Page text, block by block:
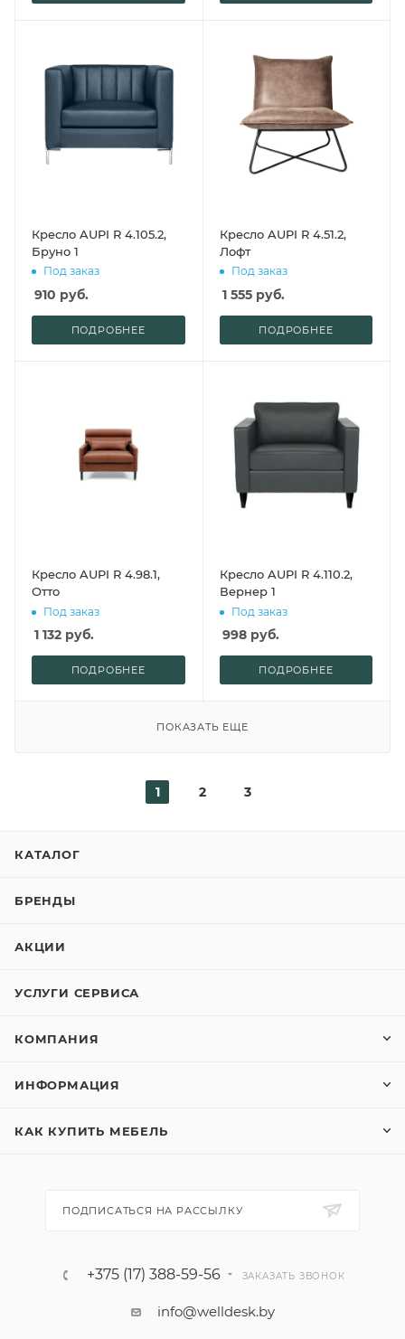
Кресло AUPI R 4.105.2,
Бруно 1
Под заказ
910 руб.
ПОДРОБНЕЕ
Кресло AUPI R 4.51.2,
Лофт
Под заказ
1 555руб.
ПОДРОБНЕЕ
Кресло AUPI R 4.98.1,
Отто
Под заказ
1 132 руб.
ПОДРОБНЕЕ
Кресло AUPI R 4.110.2,
Вернер 1
Под заказ
998руб.
ПОДРОБНЕЕ
ПОКАЗАТЬ ЕЩЕ
1 2 3
КАТАЛОГ
БРЕНДЫ
АКЦИИ
УСЛУГИ СЕРВИСА
КОМПАНИЯ
ИНФОРМАЦИЯ
КАК КУПИТЬ МЕБЕЛЬ
ПОДПИСАТЬСЯ НА РАССЫЛКУ
+375 (17) 388-59-56 ЗАКАЗАТЬ ЗВОНОК
info@welldesk.by